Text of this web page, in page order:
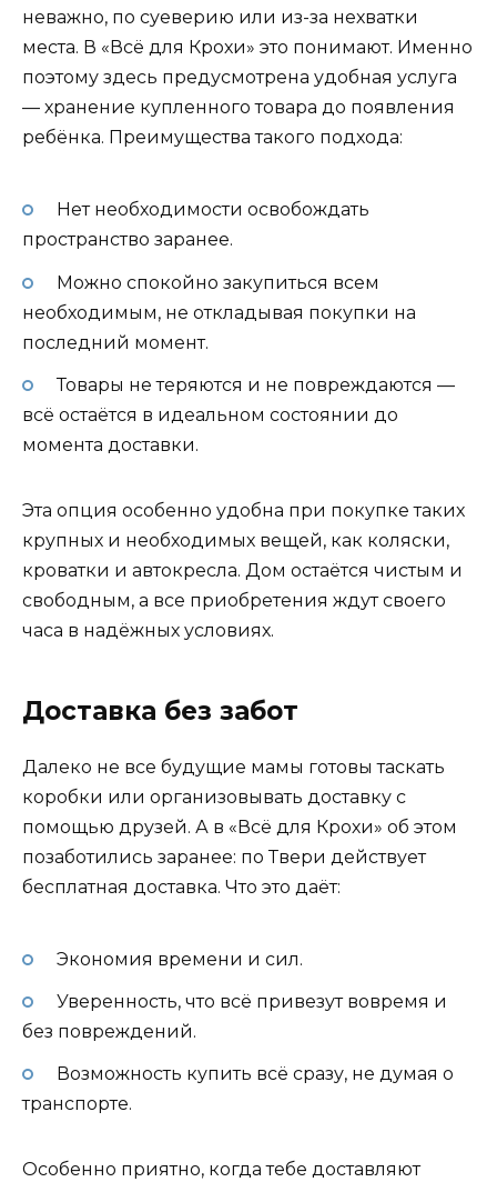
неважно, по суеверию или из-за нехватки
места. В «Всё для Крохи» это понимают. Именно
поэтому здесь предусмотрена удобная услуга
— хранение купленного товара до появления
ребёнка. Преимущества такого подхода:
Нет необходимости освобождать
пространство заранее.
Можно спокойно закупиться всем
необходимым, не откладывая покупки на
последний момент.
Товары не теряются и не повреждаются —
всё остаётся в идеальном состоянии до
момента доставки.
Эта опция особенно удобна при покупке таких
крупных и необходимых вещей, как коляски,
кроватки и автокресла. Дом остаётся чистым и
свободным, а все приобретения ждут своего
часа в надёжных условиях.
Доставка без забот
Далеко не все будущие мамы готовы таскать
коробки или организовывать доставку с
помощью друзей. А в «Всё для Крохи» об этом
позаботились заранее: по Твери действует
бесплатная доставка. Что это даёт:
Экономия времени и сил.
Уверенность, что всё привезут вовремя и
без повреждений.
Возможность купить всё сразу, не думая о
транспорте.
Особенно приятно, когда тебе доставляют